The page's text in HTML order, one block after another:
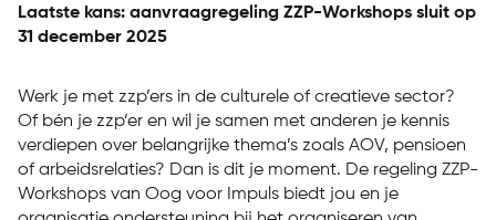
Laatste kans: aanvraagregeling ZZP-Workshops sluit op
31 december 2025
Werk je met zzp’ers in de culturele of creatieve sector?
Of bén je zzp’er en wil je samen met anderen je kennis
verdiepen over belangrijke thema’s zoals AOV, pensioen
of arbeidsrelaties? Dan is dit je moment. De regeling ZZP-
Workshops van Oog voor Impuls biedt jou en je